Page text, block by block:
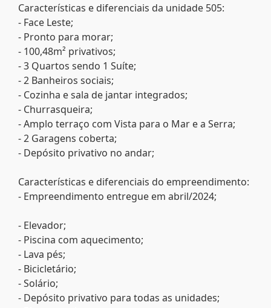
Características e diferenciais da unidade 505:
- Face Leste;
- Pronto para morar;
- 100,48m² privativos;
- 3 Quartos sendo 1 Suíte;
- 2 Banheiros sociais;
- Cozinha e sala de jantar integrados;
- Churrasqueira;
- Amplo terraço com Vista para o Mar e a Serra;
- 2 Garagens coberta;
- Depósito privativo no andar;
Características e diferenciais do empreendimento:
- Empreendimento entregue em abril/2024;
- Elevador;
- Piscina com aquecimento;
- Lava pés;
- Bicicletário;
- Solário;
- Depósito privativo para todas as unidades;